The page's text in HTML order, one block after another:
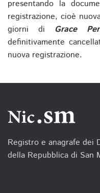
presentando la
registrazione, cioè
giorni di Grace
definitivamente
nuova registrazione.
Registro e anagrafe dei
della Repubblica di San